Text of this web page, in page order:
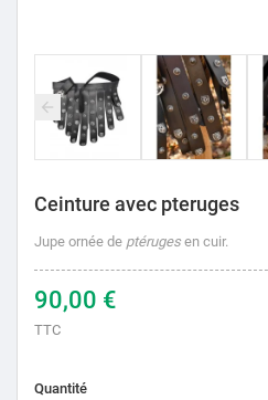
Ceinture avec pteruges
Jupe ornée de ptéruges en cuir.
90,00 €
TTC
Quantité